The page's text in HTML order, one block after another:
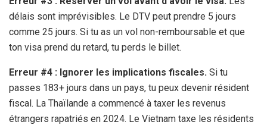
délais sont imprévisibles. Le DTV peut prendre 5 jours
comme 25 jours. Si tu as un vol non-remboursable et que
ton visa prend du retard, tu perds le billet.
Erreur #4 : Ignorer les implications fiscales. Si tu
passes 183+ jours dans un pays, tu peux devenir résident
fiscal. La Thaïlande a commencé à taxer les revenus
étrangers rapatriés en 2024. Le Vietnam taxe les résidents